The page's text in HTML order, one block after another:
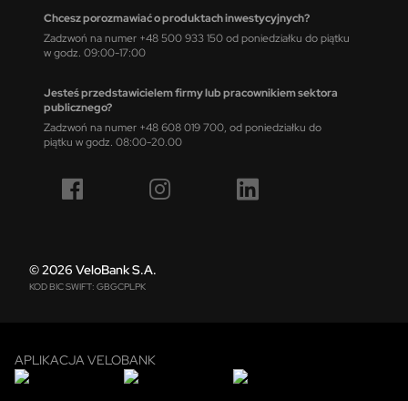
Chcesz porozmawiać o produktach inwestycyjnych?
Zadzwoń na numer +48 500 933 150 od poniedziałku do piątku
w godz. 09:00-17:00
Jesteś przedstawicielem firmy lub pracownikiem sektora
publicznego?
Zadzwoń na numer +48 608 019 700, od poniedziałku do
piątku w godz. 08:00-20.00
© 2026 VeloBank S.A.
KOD BIC SWIFT: GBGCPLPK
APLIKACJA VELOBANK